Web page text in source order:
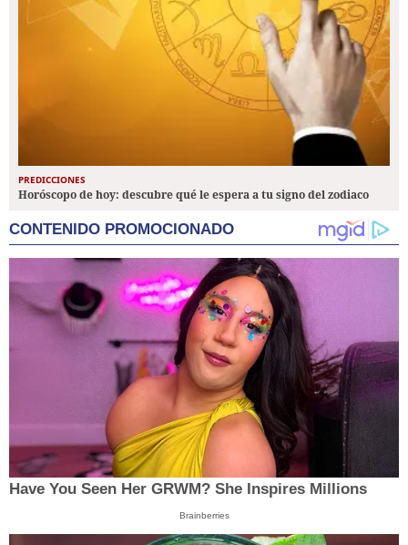
PREDICCIONES
Horóscopo de hoy: descubre qué le espera a tu signo del zodiaco
CONTENIDO PROMOCIONADO
Have You Seen Her GRWM? She Inspires Millions
Brainberries